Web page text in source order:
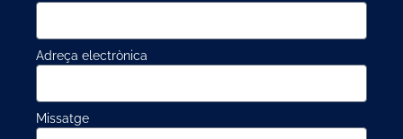
Adreça electrònica
Missatge